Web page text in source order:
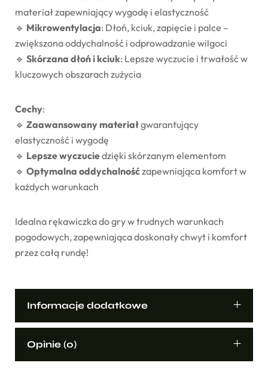
materiał zapewniający wygodę i elastyczność
🔹 Mikrowentylacja: Dłoń, kciuk, zapięcie i palce –
zwiększona oddychalność i odprowadzanie wilgoci
🔹 Skórzana dłoń i kciuk: Lepsze wyczucie i trwałość w
kluczowych obszarach zużycia
Cechy:
🔹 Zaawansowany materiałgwarantujący
elastyczność i wygodę
🔹 Lepsze wyczuciedzięki skórzanym elementom
🔹 Optymalna oddychalnośćzapewniająca komfort w
każdych warunkach
Idealna rękawiczka do gry w trudnych warunkach
pogodowych, zapewniająca doskonały chwyt i komfort
przez całą rundę!
Informacje dodatkowe
Opinie (0)